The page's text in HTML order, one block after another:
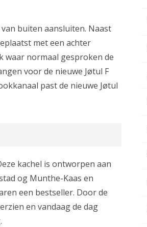
buiten aansluiten. Naast
met een achter
waar normaal gesproken de
voor de nieuwe Jøtul F
past de nieuwe Jøtul
kachel is ontworpen aan
og Munthe-Kaas en
een bestseller. Door de
en vandaag de dag